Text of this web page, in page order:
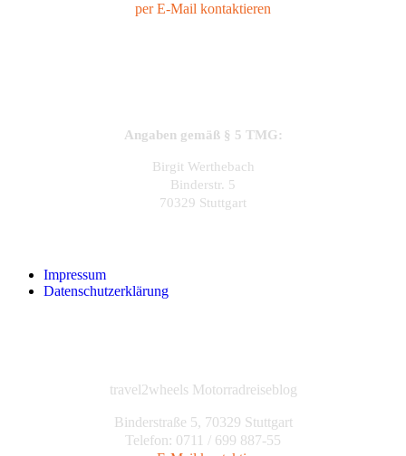
per E-Mail kontaktieren
Angaben gemäß § 5 TMG:
Birgit Werthebach
Binderstr. 5
70329 Stuttgart
Impressum
Datenschutzerklärung
travel2wheels Motorradreiseblog
Binderstraße 5, 70329 Stuttgart
Telefon: 0711 / 699 887-55